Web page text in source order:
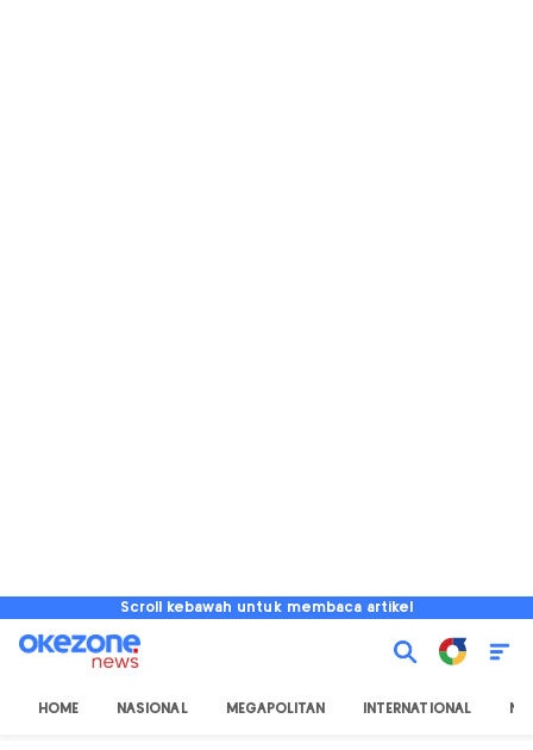
Scroll kebawah untuk membaca artikel
HOME NASIONAL MEGAPOLITAN INTERNATIONAL